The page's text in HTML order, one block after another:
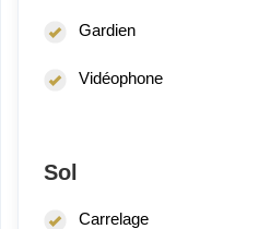
Gardien
Vidéophone
Sol
Carrelage